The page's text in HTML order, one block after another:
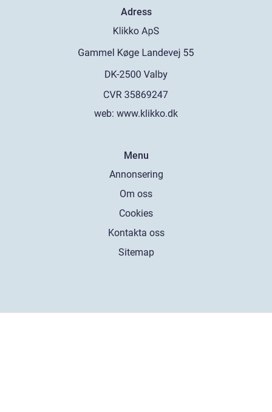
Adress
web: www.klikko.dk
Menu
Annonsering
Om oss
Cookies
Kontakta oss
Sitemap